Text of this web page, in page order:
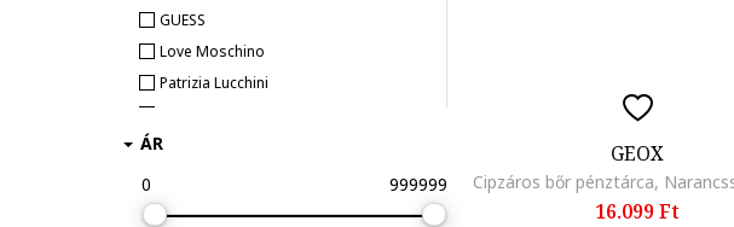
GEOX
16.099 Ft
GUESS
Love Moschino
Patrizia Lucchini
Trussardi
ÁR
0
999999